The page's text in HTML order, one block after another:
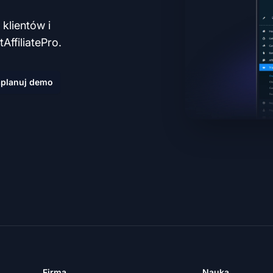
klientów i
demo